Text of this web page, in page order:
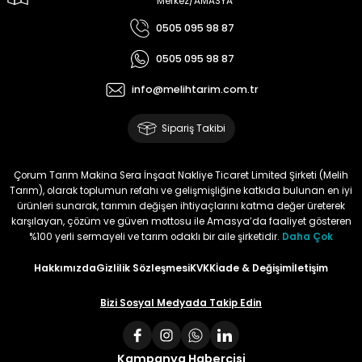
Ürün elime çok çabuk ulaştı.
anda süs yoncasıyla ektim.
Bunun akibeti 2024 yazına belli
olacak
S... Ö... | 23/01/2024
0505 095 98 87
0505 095 98 87
info@melihtarim.com.tr
Sipariş Takibi
Çorum Tarım Makina Sera İnşaat Nakliye Ticaret Limited Şirketi (Melih
Tarım), olarak toplumun refahı ve gelişmişliğine katkıda bulunan en iyi
ürünleri sunarak, tarımın değişen ihtiyaçlarını katma değer üreterek
karşılayan, çözüm ve güven mottosu ile Amasya’da faaliyet gösteren
%100 yerli sermayeli ve tarım odaklı bir aile şirketidir. Daha Çok
HakkımızdaGizlilik SözleşmesiKVKKİade & Değişimİletişim
Bizi Sosyal Medyada Takip Edin
Kampanya Habercisi